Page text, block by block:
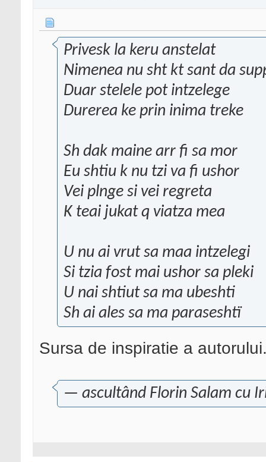
Privesk la keru anstelat
Nimenea nu sht kt sant da
Duar stelele pot intzelege
Durerea ke prin inima treke
Sh dak maine arr fi sa mor
Eu shtiu k nu tzi va fi ushor
Vei plnge si vei regreta
K teai jukat q viatza mea
U nu ai vrut sa maa intzelegi
Si tzia fost mai ushor sa pleki
U nai shtiut sa ma ubeshti
Sh ai ales sa ma paraseshtï
Sursa de inspiratie a
— ascultând Florin Salam cu